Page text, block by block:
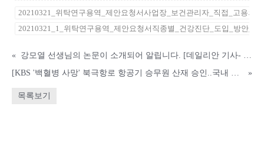
20210321_위탁연구용역_제안요청서사업장_보건관리자_직접_고용의
20210321_1_위탁연구용역_제안요청서직종별_건강진단_도입_방안_마
«
강모열 선생님의 논문이 소개되어 알립니다. [데일리안 기사- 만성질환자 장시간 일하면 심뇌혈관질환 위험 1.58배↑]
[KBS '백혈병 사망' 북극항로 항공기 승무원 산재 승인..국내 첫 사례]에 대한 텔레그램 글을 옮깁니다.
»
목록보기